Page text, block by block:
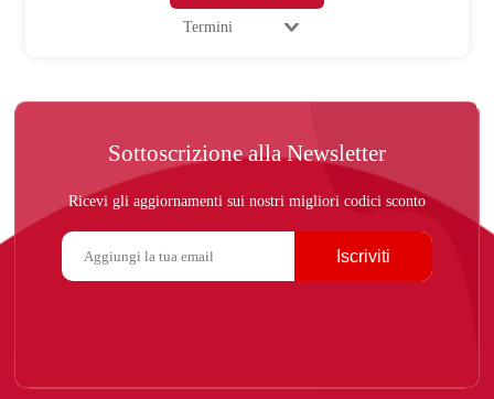
Termini
Sottoscrizione alla Newsletter
Ricevi gli aggiornamenti sui nostri migliori codici sconto
Iscriviti